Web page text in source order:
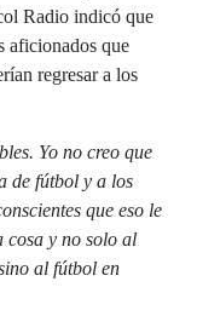
Radio indicó que
aficionados que
regresar a los
Yo no creo que
de fútbol y a los
que eso le
cosa y no solo al
al fútbol en